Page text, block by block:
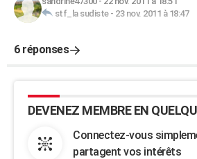
stf_la sudiste- 23 nov. 2011 à 18:47
6 réponses
DEVENEZ MEMBRE EN
Connectez-vous
partagent vos intérêts